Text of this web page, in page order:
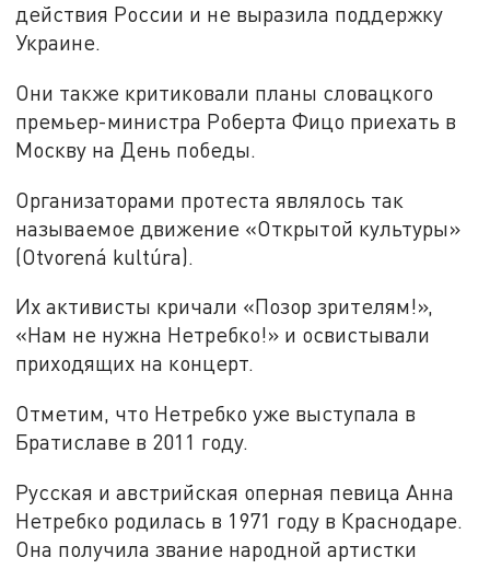
действия России и не выразила поддержку
Украине.
Они также критиковали планы словацкого
премьер-министра Роберта Фицо приехать в
Москву на День победы.
Организаторами протеста являлось так
называемое движение «Открытой культуры»
(Otvorená kultúra).
Их активисты кричали «Позор зрителям!»,
«Нам не нужна Нетребко!» и освистывали
приходящих на концерт.
Отметим, что Нетребко уже выступала в
Братиславе в 2011 году.
Русская и австрийская оперная певица Анна
Нетребко родилась в 1971 году в Краснодаре.
Она получила звание народной артистки